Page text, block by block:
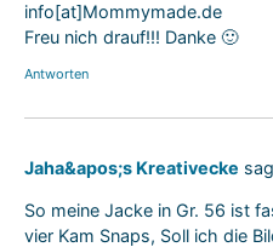
info[at]Mommymade.de
Freu nich drauf!!! Danke 🙂
Antworten
Jaha&apos;s Kreativecke
So meine Jacke in Gr. 56 ist
vier Kam Snaps, Soll ich die